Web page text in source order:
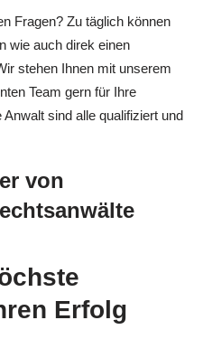
Fragen? Zu täglich können
wie auch direk einen
stehen Ihnen mit unserem
Team gern für Ihre
sind alle qualifiziert und
von
Erfolg